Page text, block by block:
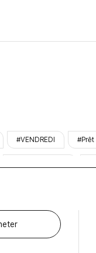
#VENDREDI #Prêt